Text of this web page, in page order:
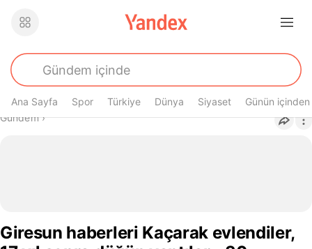
Ana Sayfa Spor Türkiye Dünya Siyaset Günün içinden
Buradasın
Gündem›
Giresun haberleri Kaçarak evlendiler,